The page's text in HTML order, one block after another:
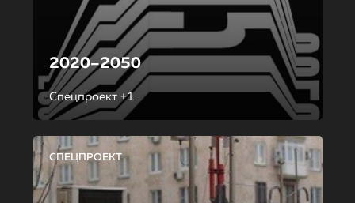
2020–2050
Спецпроект +1
СПЕЦПРОЕКТ